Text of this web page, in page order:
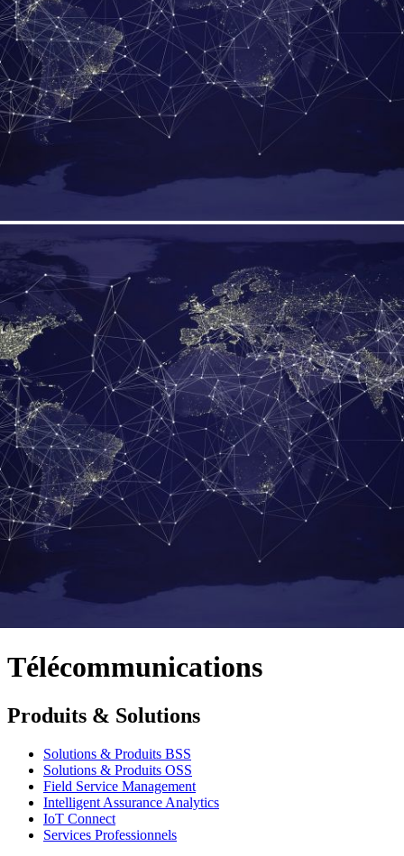
Télécommunications
Produits & Solutions
Solutions & Produits BSS
Solutions & Produits OSS
Field Service Management
Intelligent Assurance Analytics
IoT Connect
Services Professionnels